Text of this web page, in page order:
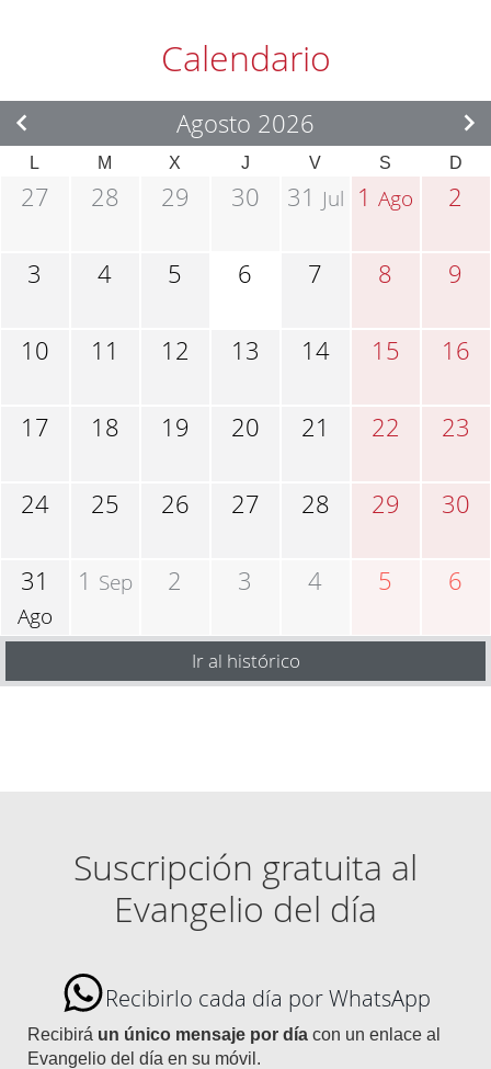
Calendario
Agosto 2026
L M X J V S D
27 28 29 30 31 Jul 1Ago 2
3 4 5 6 7 8 9
10 11 12 13 14 15 16
17 18 19 20 21 22 23
24 25 26 27 28 29 30
31
Ago
1 Sep 2 3 4 5 6
Ir al histórico
Suscripción gratuita al
Evangelio del día
Recibirlo cada día por WhatsApp
Recibirá un único mensaje por día con un enlace al
Evangelio del día en su móvil.